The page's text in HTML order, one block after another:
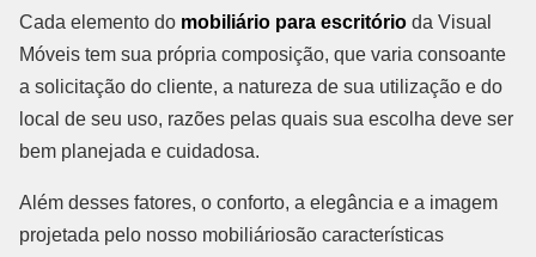
Cada elemento do mobiliário para escritório da Visual
Móveis tem sua própria composição, que varia consoante
a solicitação do cliente, a natureza de sua utilização e do
local de seu uso, razões pelas quais sua escolha deve ser
bem planejada e cuidadosa.
Além desses fatores, o conforto, a elegância e a imagem
projetada pelo nosso mobiliáriosão características